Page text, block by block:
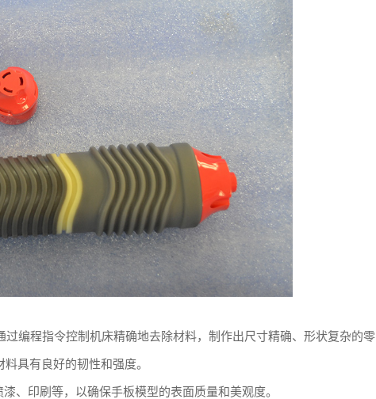
编程指令控制机床精确地去除材料，制作出尺寸精确、形状复杂的零
具有良好的韧性和强度。
、印刷等，以确保手板模型的表面质量和美观度。